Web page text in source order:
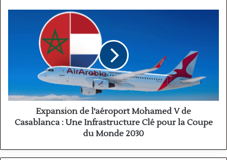
Guide
Limites
Règlements
Expansion
l'aéroport
Mohamed
Casablanca
:
Une
Infrastructure
Clé
Coupe
Expansion de l'aéroport Mohamed V de
Casablanca : Une Infrastructure Clé pour la Coupe
du Monde 2030